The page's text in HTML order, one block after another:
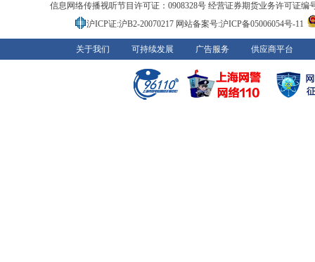
信息网络传播视听节目许可证：0908328号 经营证券期货业务许可证编
沪ICP证:沪B2-20070217 网站备案号:沪ICP备05006054号-11
关于我们 可持续发展 广告服务 供应商平台